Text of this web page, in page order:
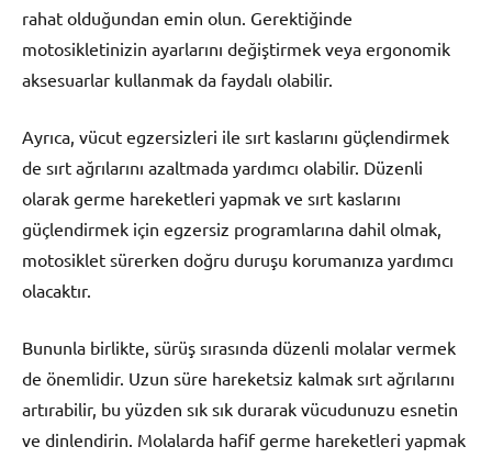
rahat olduğundan emin olun. Gerektiğinde
motosikletinizin ayarlarını değiştirmek veya ergonomik
aksesuarlar kullanmak da faydalı olabilir.
Ayrıca, vücut egzersizleri ile sırt kaslarını güçlendirmek
de sırt ağrılarını azaltmada yardımcı olabilir. Düzenli
olarak germe hareketleri yapmak ve sırt kaslarını
güçlendirmek için egzersiz programlarına dahil olmak,
motosiklet sürerken doğru duruşu korumanıza yardımcı
olacaktır.
Bununla birlikte, sürüş sırasında düzenli molalar vermek
de önemlidir. Uzun süre hareketsiz kalmak sırt ağrılarını
artırabilir, bu yüzden sık sık durarak vücudunuzu esnetin
ve dinlendirin. Molalarda hafif germe hareketleri yapmak